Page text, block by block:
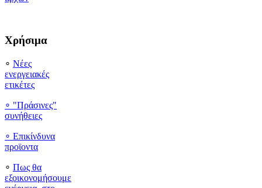
Χρήσιμα
∘ Νέες
ενεργειακές
ετικέτες
∘ "Πράσινες"
συνήθειες
∘ Επικίνδυνα
προϊοντα
∘ Πως θα
εξοικονομήσουμε